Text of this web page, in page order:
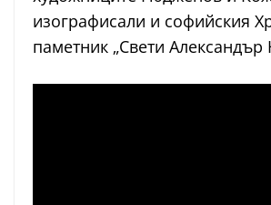
изографисали и софийския
паметник „Свети Александър